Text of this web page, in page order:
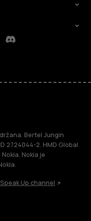
Discord
Bertel Jungin
2724044-2. HMD Global
Nokia je
Speak Up channel